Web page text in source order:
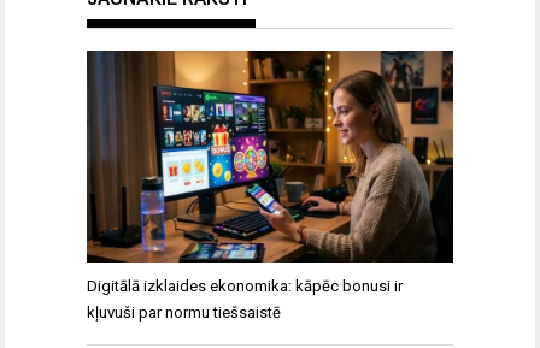
Digitālā izklaides ekonomika: kāpēc bonusi ir
kļuvuši par normu tiešsaistē